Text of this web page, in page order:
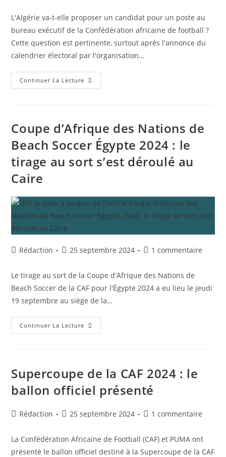
la
publication :
la
publication :
L'Algérie va-t-elle proposer un candidat pour un poste au
bureau exécutif de la Confédération africaine de football ?
Cette question est pertinente, surtout après l'annonce du
calendrier électoral par l'organisation…
Continuer La Lecture Élections
CAF
Prévue
Pour
Le
10
Mars
2025
Coupe d’Afrique des Nations de
Beach Soccer Égypte 2024 : le
tirage au sort s’est déroulé au
Caire
Auteur/autrice
la
publication :
Rédaction
Publication
25 septembre 2024
Commentaires
la
publication :
1 commentaire
Le tirage au sort de la Coupe d'Afrique des Nations de
Beach Soccer de la CAF pour l'Égypte 2024 a eu lieu le jeudi
19 septembre au siège de la…
Continuer La Lecture Coupe
D’Afrique
Soccer
Égypte
:
Le
Au
Sort
Au
Supercoupe de la CAF 2024 : le
ballon officiel présenté
Auteur/autrice
la
publication :
Rédaction
Publication
25 septembre 2024
Commentaires
la
publication :
1 commentaire
La Confédération Africaine de Football (CAF) et PUMA ont
présenté le ballon officiel destiné à la Supercoupe de la CAF